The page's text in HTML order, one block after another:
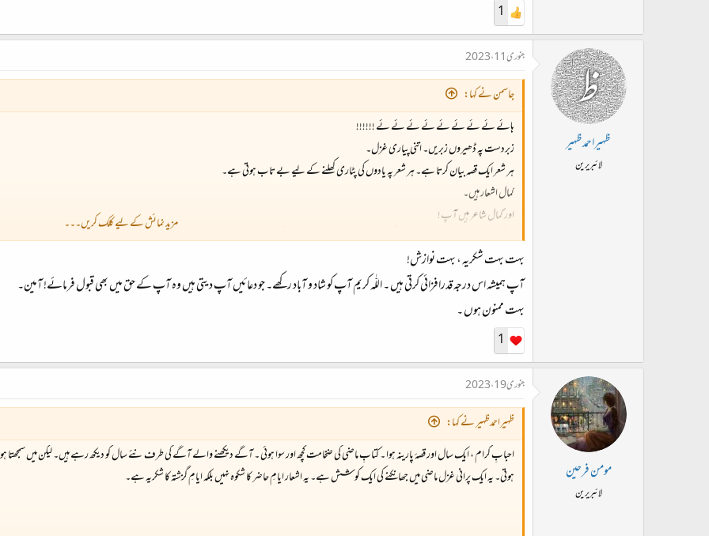
1
ظہیراحمدظہیر
لائبریرین
جنوری 11، 2023
جاسمن نے کہا:
ہائے ئے ئے ئے ئے ئے ئے ئے ئے !!!!!!
زبردست پہ ڈھیروں زبریں۔ اتنی پیاری غزل۔
ہر شعر ایک قصہ بیان کرتا ہے۔ ہر شعر پہ یادوں کی پٹاری کھلنے کے لیے بے تاب ہوتی ہے۔
کمال اشعار ہیں۔
اور کمال شاعر ہیں آپ!
اللہ کی رحمتیں ہوں آپ اور آپ کے گھرانے پہ۔ اللہ راضی رہے آپ لوگوں سے۔ آمین!
ثم آمین!
مزید نمائش کے لیے کلک کریں۔۔۔
بہت بہت شکریہ ، بہت نوازش!
آپ ہمیشہ اس درجہ قدرافزائی کرتی ہیں ۔ اللّٰہ کریم آپ کو شاد و آباد رکھے۔ جو دعائیں آپ دیتی ہیں وہ آپ کے حق میں بھی قبول فرمائے! آمین۔
بہت ممنون ہوں ۔
1
مومن فرحین
لائبریرین
جنوری 19، 2023
ظہیراحمدظہیر نے کہا:
احبابِ کرام ، ایک سال اور قصۂ پارینہ ہوا ۔ کتابِ ماضی کی ضخامت کچھ اور سوا ہوئی ۔ آگے دیکھنے والے آگے کی طرف نئے سال کو دیکھ رہے ہیں۔ لیکن میں سمجھتا
ہوتی۔ یہ ایک پرانی غزل ماضی میں جھانکنے کی ایک کوشش ہے۔ یہ اشعار ایامِ حاضر کا شکوہ نہیں بلکہ ایامِ گزشتہ کا شکریہ ہے۔